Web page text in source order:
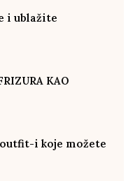
i ublažite
KAO
i koje možete